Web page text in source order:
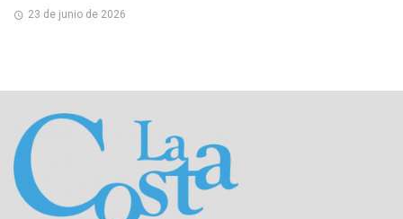
23 de junio de 2026